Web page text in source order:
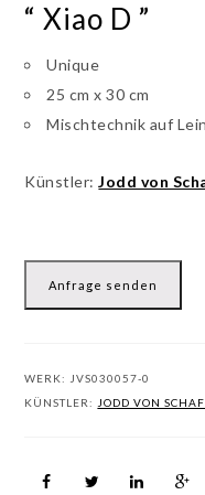
“ Xiao D ”
Unique
25 cm x 30 cm
Mischtechnik auf
Künstler:Jodd von
Anfrage senden
WERK: JVS030057-0
KÜNSTLER: JODD VON